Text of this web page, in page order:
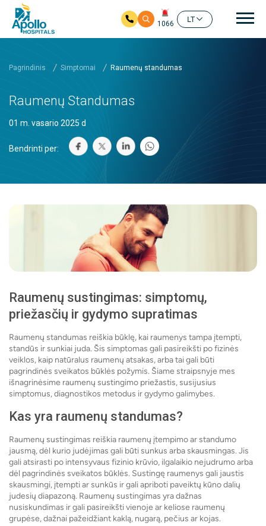
1066
LT
Pagrindinis Simptomai Raumenų standumas
Raumenų Standumas
01 m. vasario 2025 d
Bendrinti per:
Raumenų sustingimas: simptomų,
priežasčių ir gydymo supratimas
Raumenų standumas reiškia būklę, kai raumenys tampa įtempti,
standūs ir sunkiai juda. Šis simptomas gali pasireikšti po fizinės
veiklos, kaip natūralus raumenų atsakas, arba tai gali būti
pagrindinės sveikatos būklės požymis. Šiame straipsnyje mes
išnagrinėsime raumenų sustingimo priežastis, susijusius
simptomus, diagnostikos metodus ir gydymo galimybes.
Kas yra raumenų standumas?
Raumenų sustingimas reiškia raumenų įtempimo ar standumo
jausmą, dėl kurio judėjimas gali būti sunkus arba skausmingas. Jis
gali atsirasti po intensyvaus fizinio krūvio, ilgalaikio nejudrumo arba
dėl pagrindinės sveikatos būklės. Sustingę raumenys gali jaustis
skausmingi, įtempti ar sunkūs ir gali apriboti paveiktų kūno dalių
judesių diapazoną. Raumenų sustingimas yra dažnas
nusiskundimas ir gali pasireikšti vienoje ar keliose raumenų
grupėse, dažnai pažeidžiant kaklą, nugarą, pečius ar kojas.